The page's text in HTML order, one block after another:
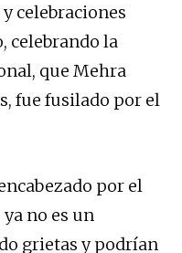
celebraciones
celebrando la
que Mehra
fue fusilado por el
por el
no es un
grietas y podrían